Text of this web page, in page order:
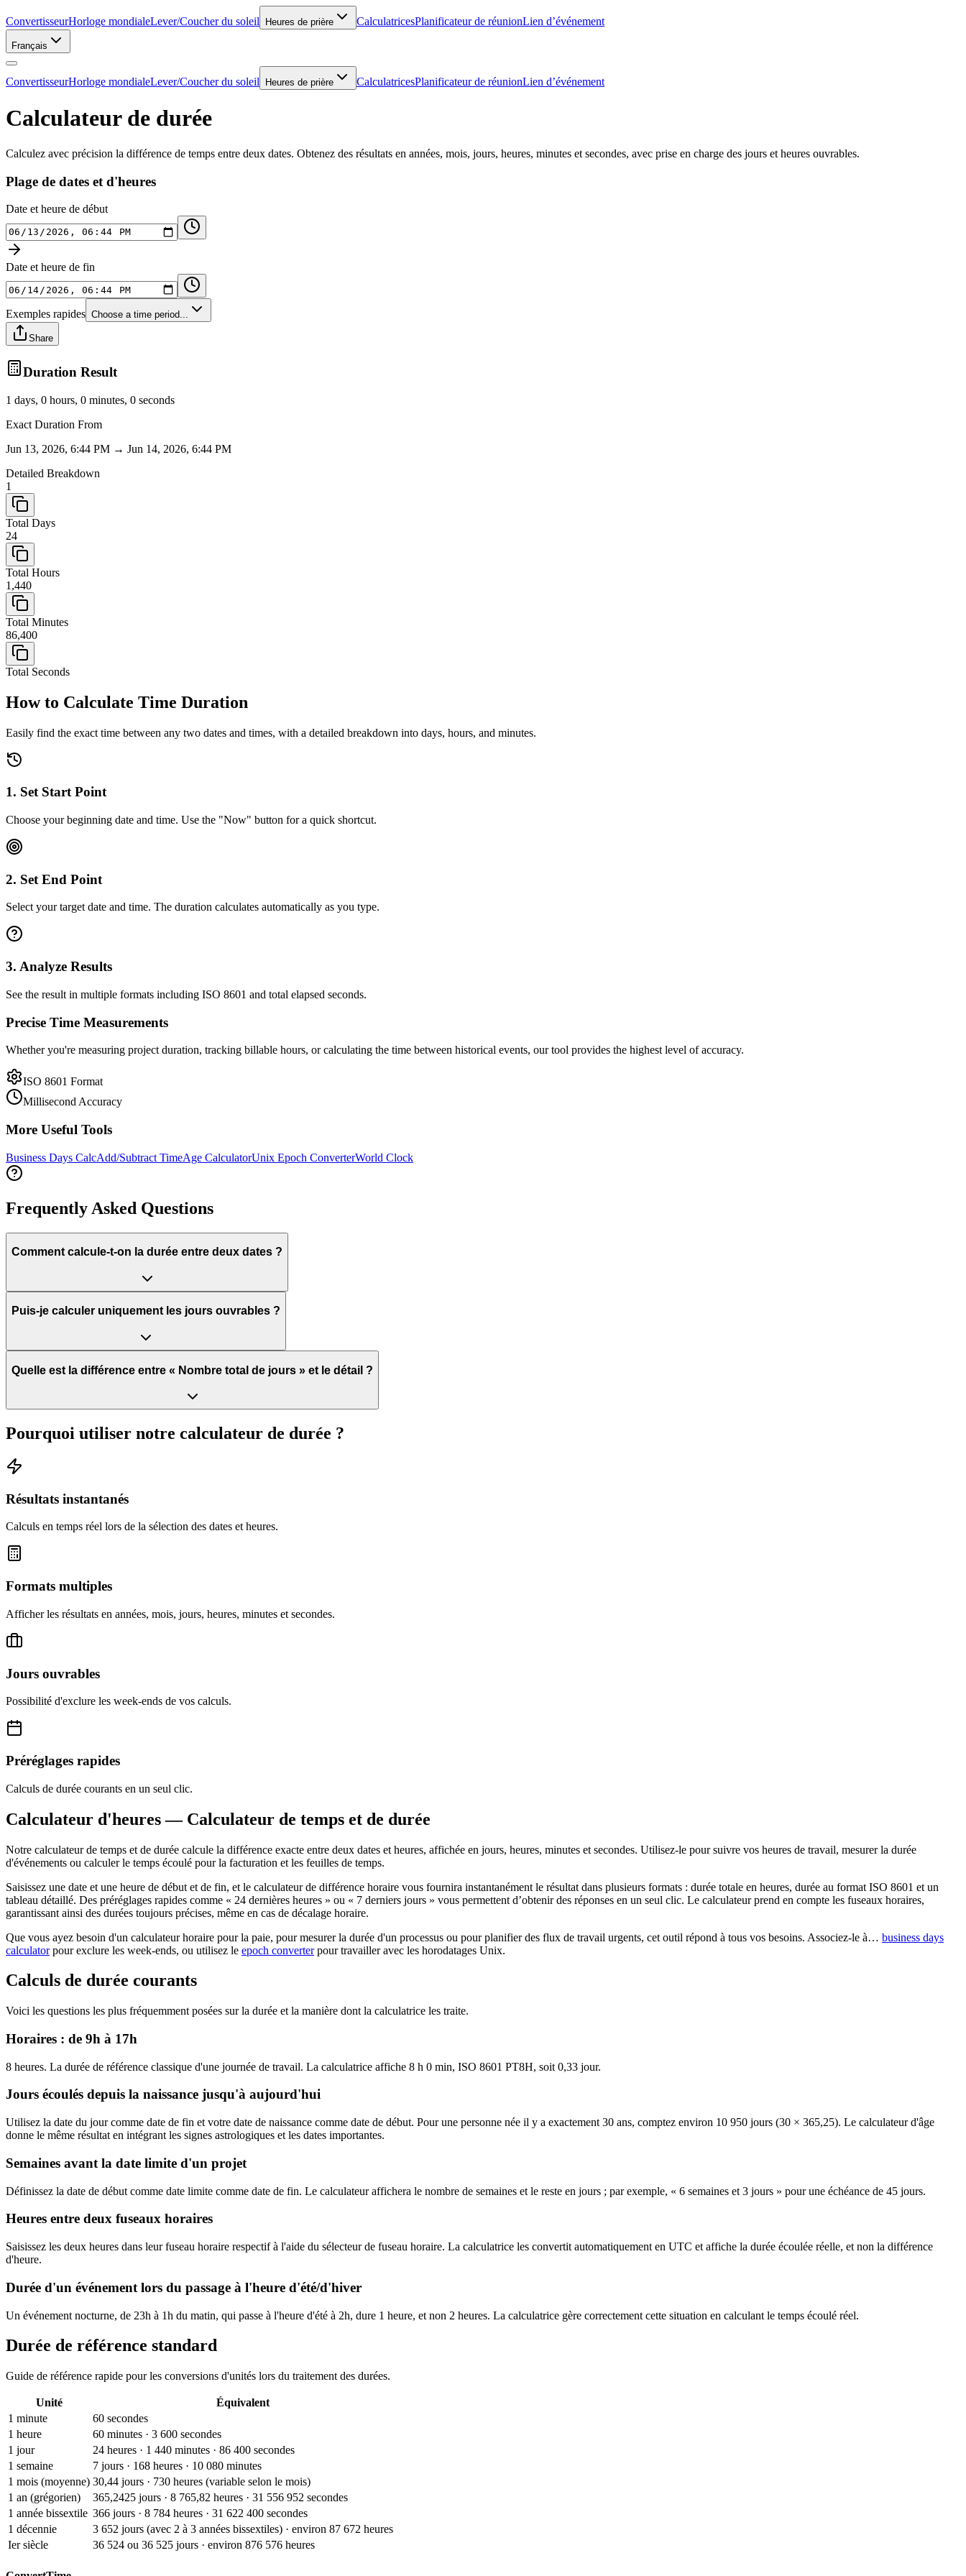
ConvertisseurHorloge mondialeLever/Coucher du soleil Heures de prière CalculatricesPlanificateur de réunionLien d’événement
Français
ConvertisseurHorloge mondialeLever/Coucher du soleil Heures de prière CalculatricesPlanificateur de réunionLien d’événement
Calculateur de durée
Calculez avec précision la différence de temps entre deux dates. Obtenez des résultats en années, mois, jours, heures, minutes et secondes, avec prise en charge des jours et heures ouvrables.
Plage de dates et d'heures
Date et heure de début
Date et heure de fin
Exemples rapides Choose a time period...
Share
Duration Result
1 days, 0 hours, 0 minutes, 0 seconds
Exact Duration From
Jun 13, 2026, 6:44 PM → Jun 14, 2026, 6:44 PM
Detailed Breakdown
1
Total Days
24
Total Hours
1,440
Total Minutes
86,400
Total Seconds
How to Calculate Time Duration
Easily find the exact time between any two dates and times, with a detailed breakdown into days, hours, and minutes.
1. Set Start Point
Choose your beginning date and time. Use the "Now" button for a quick shortcut.
2. Set End Point
Select your target date and time. The duration calculates automatically as you type.
3. Analyze Results
See the result in multiple formats including ISO 8601 and total elapsed seconds.
Precise Time Measurements
Whether you're measuring project duration, tracking billable hours, or calculating the time between historical events, our tool provides the highest level of accuracy.
ISO 8601 Format
Millisecond Accuracy
More Useful Tools
Business Days CalcAdd/Subtract TimeAge CalculatorUnix Epoch ConverterWorld Clock
Frequently Asked Questions
Comment calcule-t-on la durée entre deux dates ?
Puis-je calculer uniquement les jours ouvrables ?
Quelle est la différence entre « Nombre total de jours » et le détail ?
Pourquoi utiliser notre calculateur de durée ?
Résultats instantanés
Calculs en temps réel lors de la sélection des dates et heures.
Formats multiples
Afficher les résultats en années, mois, jours, heures, minutes et secondes.
Jours ouvrables
Possibilité d'exclure les week-ends de vos calculs.
Préréglages rapides
Calculs de durée courants en un seul clic.
Calculateur d'heures — Calculateur de temps et de durée
Notre calculateur de temps et de durée calcule la différence exacte entre deux dates et heures, affichée en jours, heures, minutes et secondes. Utilisez-le pour suivre vos heures de travail, mesurer la durée
d'événements ou calculer le temps écoulé pour la facturation et les feuilles de temps.
Saisissez une date et une heure de début et de fin, et le calculateur de différence horaire vous fournira instantanément le résultat dans plusieurs formats : durée totale en heures, durée au format ISO 8601 et un
tableau détaillé. Des préréglages rapides comme « 24 dernières heures » ou « 7 derniers jours » vous permettent d’obtenir des réponses en un seul clic. Le calculateur prend en compte les fuseaux horaires,
garantissant ainsi des durées toujours précises, même en cas de décalage horaire.
Que vous ayez besoin d'un calculateur horaire pour la paie, pour mesurer la durée d'un processus ou pour planifier des flux de travail urgents, cet outil répond à tous vos besoins. Associez-le à… business days
calculator pour exclure les week-ends, ou utilisez le epoch converter pour travailler avec les horodatages Unix.
Calculs de durée courants
Voici les questions les plus fréquemment posées sur la durée et la manière dont la calculatrice les traite.
Horaires : de 9h à 17h
8 heures. La durée de référence classique d'une journée de travail. La calculatrice affiche 8 h 0 min, ISO 8601 PT8H, soit 0,33 jour.
Jours écoulés depuis la naissance jusqu'à aujourd'hui
Utilisez la date du jour comme date de fin et votre date de naissance comme date de début. Pour une personne née il y a exactement 30 ans, comptez environ 10 950 jours (30 × 365,25). Le calculateur d'âge
donne le même résultat en intégrant les signes astrologiques et les dates importantes.
Semaines avant la date limite d'un projet
Définissez la date de début comme date limite comme date de fin. Le calculateur affichera le nombre de semaines et le reste en jours ; par exemple, « 6 semaines et 3 jours » pour une échéance de 45 jours.
Heures entre deux fuseaux horaires
Saisissez les deux heures dans leur fuseau horaire respectif à l'aide du sélecteur de fuseau horaire. La calculatrice les convertit automatiquement en UTC et affiche la durée écoulée réelle, et non la différence
d'heure.
Durée d'un événement lors du passage à l'heure d'été/d'hiver
Un événement nocturne, de 23h à 1h du matin, qui passe à l'heure d'été à 2h, dure 1 heure, et non 2 heures. La calculatrice gère correctement cette situation en calculant le temps écoulé réel.
Durée de référence standard
Guide de référence rapide pour les conversions d'unités lors du traitement des durées.
Unité
Équivalent
1 minute
60 secondes
1 heure
60 minutes · 3 600 secondes
1 jour
24 heures · 1 440 minutes · 86 400 secondes
1 semaine
7 jours · 168 heures · 10 080 minutes
1 mois (moyenne) 30,44 jours · 730 heures (variable selon le mois)
1 an (grégorien)
365,2425 jours · 8 765,82 heures · 31 556 952 secondes
1 année bissextile 366 jours · 8 784 heures · 31 622 400 secondes
1 décennie
3 652 jours (avec 2 à 3 années bissextiles) · environ 87 672 heures
Ier siècle
36 524 ou 36 525 jours · environ 876 576 heures